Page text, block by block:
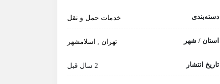
دسته‌بندی خدمات حمل و نقل
استان / شهر تهران اسلامشهر
تاریخ انتشار 2 سال قبل